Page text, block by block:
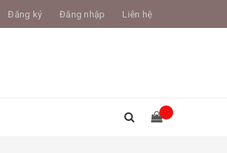
Đăng ký Đăng nhập Liên hệ